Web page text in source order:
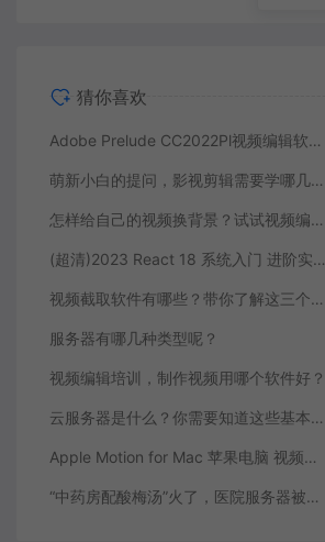
猜你喜欢
Adobe Prelude CC2022Pl视频编辑软件中文直装版
萌新小白的提问，影视剪辑需要学哪几个软件？
怎样给自己的视频换背景？试试视频编辑软件
(超清)2023 React 18 系统入门 进阶实战《欢乐购》
视频截取软件有哪些？带你了解这三个视频编辑软件
服务器有哪几种类型呢？
视频编辑培训，制作视频用哪个软件好？
云服务器是什么？你需要知道这些基本知识
Apple Motion for Mac 苹果电脑 视频编辑软件
“中药房配酸梅汤”火了，医院服务器被挤爆，网友：更适合中国宝宝体质